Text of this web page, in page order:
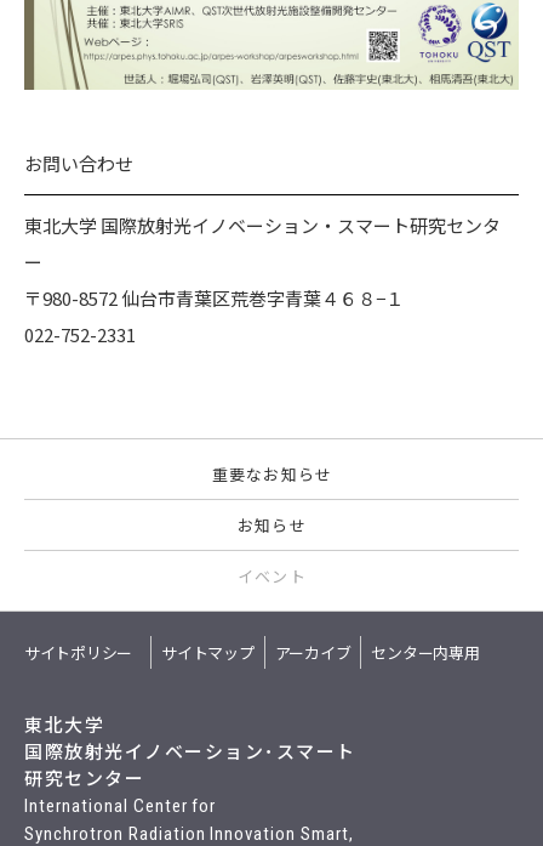
お問い合わせ
東北大学 国際放射光イノベーション・スマート研究センタ
ー
〒980-8572 仙台市青葉区荒巻字青葉４６８−１
022-752-2331
重要なお知らせ
お知らせ
イベント
サイトポリシー サイトマップ アーカイブ センター内専用
東北大学
国際放射光イノベーション･スマート
研究センター
International Center for
Synchrotron Radiation Innovation Smart,